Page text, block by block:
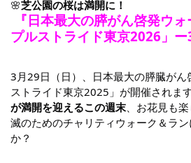
🌸芝公園の桜は満開に！
プルストライド東京2026」ー
3月29日（日）、日本最大の膵臓が
ストライド東京2025」が開催されま
が満開を迎えるこの週末 、お花見も
滅のためのチャリティウォーク＆ラ
か？